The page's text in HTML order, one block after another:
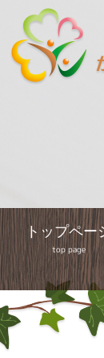
トップペー
top page